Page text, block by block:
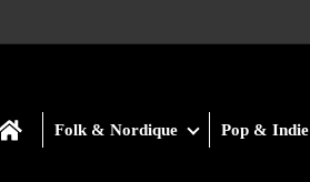
Home
Folk & Nordique Pop & Indie